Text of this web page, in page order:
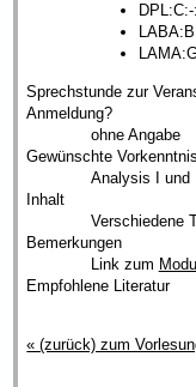
Sprechstunde zur
Anmeldung?
ohne Angabe
Gewünschte
Analysis I und
Inhalt
Verschiedene
Bemerkungen
Link zum
Empfohlene Literatur
« (zurück) zum